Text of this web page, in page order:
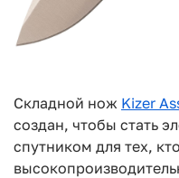
Складной нож Kizer
создан, чтобы стать
спутником для тех,